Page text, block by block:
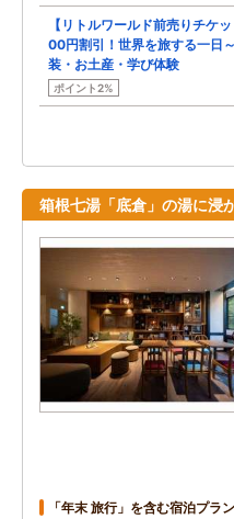
【リトルワールド前売りチケ
00円割引！世界を旅する一日
装・お土産・学び体験
ポイント2%
箱根七湯「底倉」の湯に浸
「年末 旅行」を含む宿泊プラン